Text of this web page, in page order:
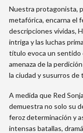
Nuestra protagonista,
metafórica, encarna el
descripciones vívidas,
intriga y las luchas
título evoca un sentido
amenaza de la
la ciudad y susurros
A medida que Red
demuestra no solo su
feroz determinación y
intensas batallas,